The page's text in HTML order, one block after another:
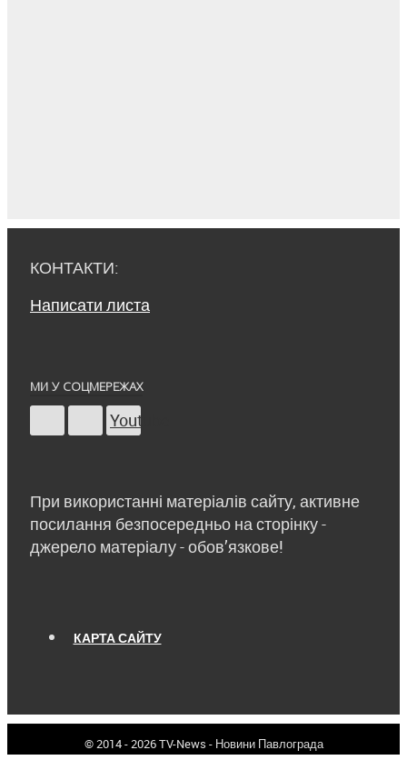
КОНТАКТИ:
Написати листа
МИ У СОЦМЕРЕЖАХ
Youtube
При використанні матеріалів сайту, активне
посилання безпосередньо на сторінку -
джерело матеріалу - обов’язкове!
КАРТА САЙТУ
© 2014 - 2026 TV-News - Новини Павлограда